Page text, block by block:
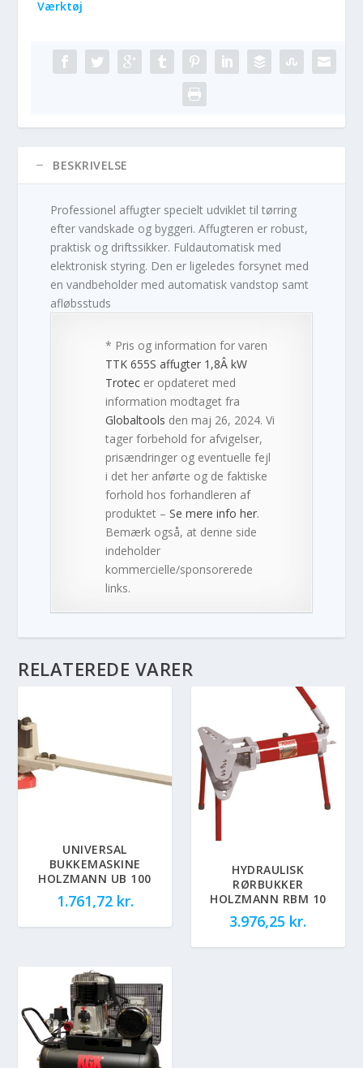
Værktøj
BESKRIVELSE
Professionel affugter specielt udviklet til tørring
efter vandskade og byggeri. Affugteren er robust,
praktisk og driftssikker. Fuldautomatisk med
elektronisk styring. Den er ligeledes forsynet med
en vandbeholder med automatisk vandstop samt
afløbsstuds
* Pris og information for varen
TTK 655S affugter 1,8Â kW
Trotec er opdateret med
information modtaget fra
Globaltools den maj 26, 2024. Vi
tager forbehold for afvigelser,
prisændringer og eventuelle fejl
i det her anførte og de faktiske
forhold hos forhandleren af
produktet –Se mere info her.
Bemærk også, at denne side
indeholder
kommercielle/sponsorerede
links.
RELATEREDE VARER
UNIVERSAL
BUKKEMASKINE
HOLZMANN UB 100
1.761,72 kr.
HYDRAULISK
RØRBUKKER
HOLZMANN RBM 10
3.976,25 kr.